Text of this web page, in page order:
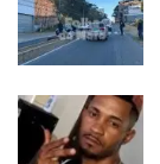
Justiça
Brasil